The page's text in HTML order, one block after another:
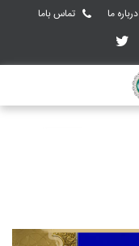
درباره ما تماس باما